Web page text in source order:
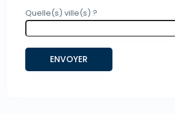
Quelle(s) ville(s) ?